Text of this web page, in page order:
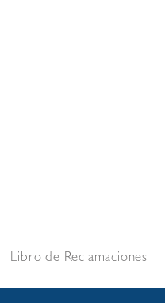
Libro de Reclamaciones